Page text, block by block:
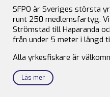
SFPO är Sveriges största
runt 250 medlemsfartyg.
Strömstad till Haparanda
från under 5 meter i längd
Alla yrkesfiskare är
Läs mer